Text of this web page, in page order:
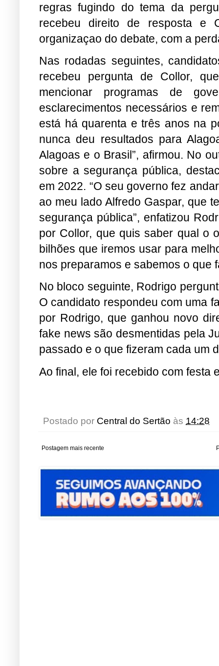
regras fugindo do tema da
recebeu direito de resposta e
organizaçao do debate, com a
Nas rodadas seguintes,
recebeu pergunta de Collor,
mencionar programas de
esclarecimentos necessários e
está há quarenta e três anos na
nunca deu resultados para
Alagoas e o Brasil”, afirmou. No
sobre a segurança pública,
em 2022. “O seu governo fez
ao meu lado Alfredo Gaspar, que
segurança pública”, enfatizou
por Collor, que quis saber qual o
bilhões que iremos usar para
nos preparamos e sabemos o que
No bloco seguinte, Rodrigo
O candidato respondeu com uma
por Rodrigo, que ganhou novo
fake news são desmentidas pela
passado e o que fizeram cada um
Ao final, ele foi recebido com festa
Postado por Central do Sertão às 14:28
Postagem mais recente